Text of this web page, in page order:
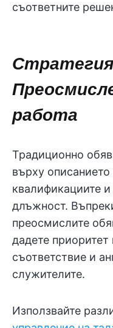
съответните
работа
Традиционно
върху
квалификациите и
длъжност.
преосмислите
дадете приоритет
съответствие и
служителите.
Използвайте